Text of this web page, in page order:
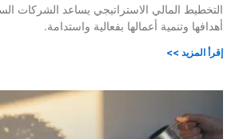
التخطيط المالي الاستراتيجي يساعد الشركات
أهدافها وتنمية أعمالها بفعالية واستدامة.
إقرأ المزيد >>